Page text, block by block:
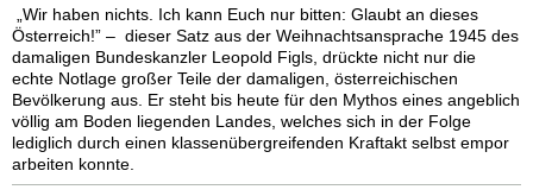
„Wir haben nichts. Ich kann Euch nur bitten: Glaubt an dieses
Österreich!” – dieser Satz aus der Weihnachtsansprache 1945 des
damaligen Bundeskanzler Leopold Figls, drückte nicht nur die
echte Notlage großer Teile der damaligen, österreichischen
Bevölkerung aus. Er steht bis heute für den Mythos eines angeblich
völlig am Boden liegenden Landes, welches sich in der Folge
lediglich durch einen klassenübergreifenden Kraftakt selbst empor
arbeiten konnte.